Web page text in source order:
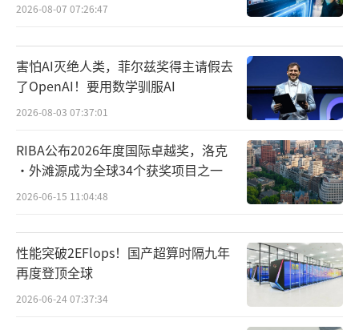
2026-08-07 07:26:47
害怕AI灭绝人类，菲尔兹奖得主请假去
了OpenAI！要用数学驯服AI
2026-08-03 07:37:01
RIBA公布2026年度国际卓越奖，洛克
·外滩源成为全球34个获奖项目之一
2026-06-15 11:04:48
性能突破2EFlops！国产超算时隔九年
再度登顶全球
2026-06-24 07:37:34